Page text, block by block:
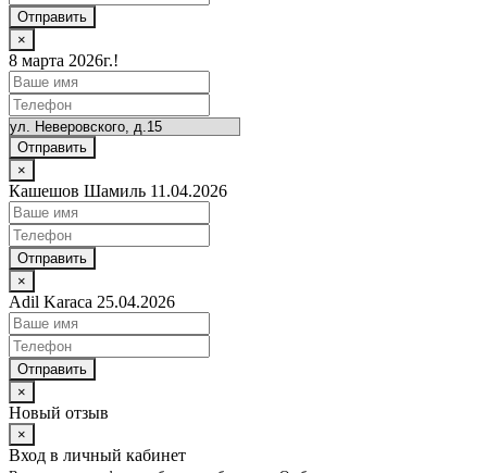
Отправить
×
8 марта 2026г.!
Отправить
×
Кашешов Шамиль 11.04.2026
Отправить
×
Adil Karaca 25.04.2026
Отправить
×
Новый отзыв
×
Вход в личный кабинет